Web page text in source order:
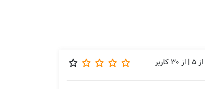
از5 | از 30 کاربر